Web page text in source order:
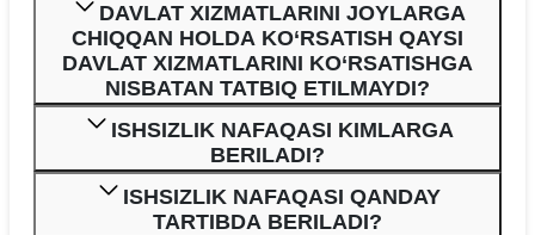
DAVLAT XIZMATLARINI JOYLARGA
CHIQQAN HOLDA KO‘RSATISH QAYSI
DAVLAT XIZMATLARINI KO‘RSATISHGA
NISBATAN TATBIQ ETILMAYDI?
ISHSIZLIK NAFAQASI KIMLARGA
BERILADI?
ISHSIZLIK NAFAQASI QANDAY
TARTIBDA BERILADI?